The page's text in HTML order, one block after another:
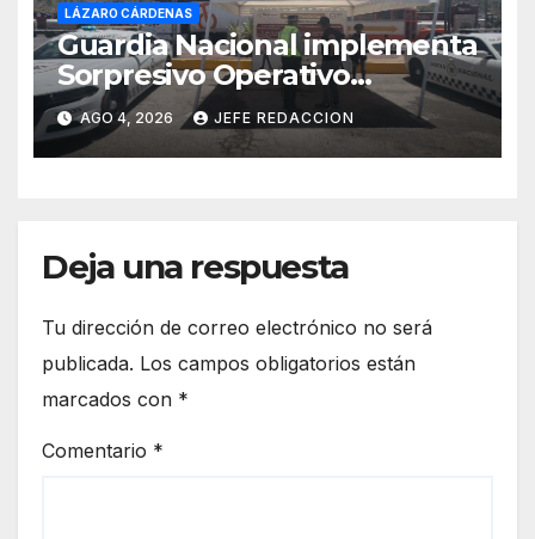
LÁZARO CÁRDENAS
Guardia Nacional implementa
Sorpresivo Operativo
Paradero Seguro Siglo XXI
punto Las Cañas
AGO 4, 2026 JEFE REDACCION
Deja una respuesta
Tu dirección de correo electrónico no será
publicada. Los campos obligatorios están
marcados con *
Comentario *